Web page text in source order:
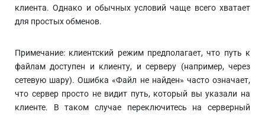
клиента. Однако и обычных условий чаще всего хватает
для простых обменов.
Примечание: клиентский режим предполагает, что путь к
файлам доступен и клиенту, и серверу (например, через
сетевую шару). Ошибка «Файл не найден» часто означает,
что сервер просто не видит путь, который вы указали на
клиенте. В таком случае переключитесь на серверный